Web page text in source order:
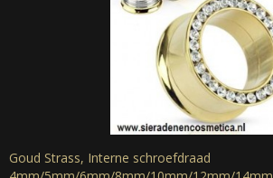
Goud Strass, Interne schroefdraad